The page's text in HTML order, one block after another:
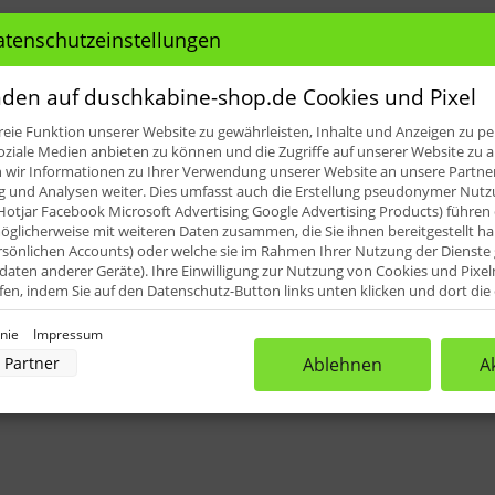
HSK Noblesse Eckeinstieg 4-
Pos. 10)
Diese können dann vor Ort an die erforderlichen
auf duschkabine-shop.de Cookies und Pixel
Funktion unserer Website zu gewährleisten, Inhalte und Anzeigen zu
Medien anbieten zu können und die Zugriffe auf unserer Website zu
wir Informationen zu Ihrer Verwendung unserer Website an unsere
und Analysen weiter. Dies umfasst auch die Erstellung pseudonymer
Facebook Microsoft Advertising Google Advertising Products) führen
mit weiteren Daten zusammen, die Sie ihnen bereitgestellt
Accounts) oder welche sie im Rahmen Ihrer Nutzung der
anderer Geräte). Ihre Einwilligung zur Nutzung von Cookies und
indem Sie auf den Datenschutz-Button links unten klicken und dort
durch unsere Partner:
Daten zur Auswahl von Werbeanzeigen
für personalisierte Werbung
Impressum
Partner Ablehnen